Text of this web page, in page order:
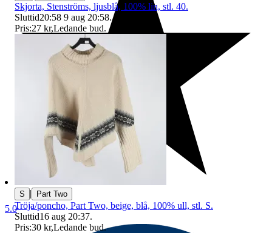
5.0
Skjorta, Stenströms, ljusblå, 100% lin, stl. 40.
Sluttid20:58 9 aug 20:58.
Pris:27 kr,Ledande bud.
S | Part Two
Tröja/poncho, Part Two, beige, blå, 100% ull, stl. S.
Sluttid16 aug 20:37.
Pris:30 kr,Ledande bud.